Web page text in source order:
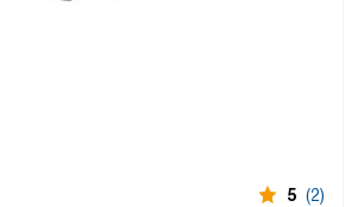
5 (2)